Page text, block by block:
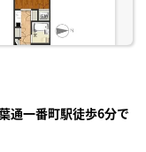
通一番町駅徒歩6分で